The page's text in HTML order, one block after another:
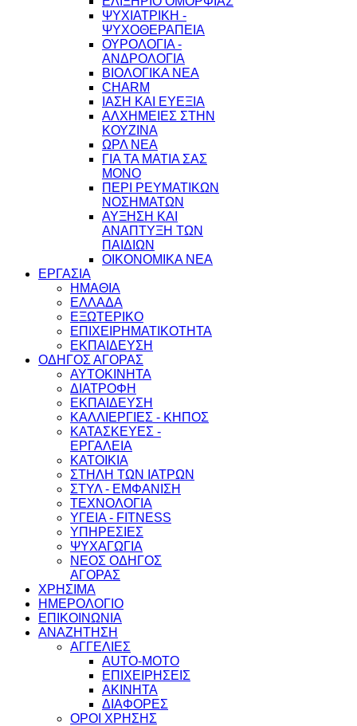
ΨΥΧΙΑΤΡΙΚΗ -
ΨΥΧΟΘΕΡΑΠΕΙΑ
ΟΥΡΟΛΟΓΙΑ -
ΑΝΔΡΟΛΟΓΙΑ
ΒΙΟΛΟΓΙΚΑ ΝΕΑ
CHARM
ΙΑΣΗ ΚΑΙ ΕΥΕΞΙΑ
ΑΛΧΗΜΕΙΕΣ ΣΤΗΝ
ΚΟΥΖΙΝΑ
ΩΡΛ ΝEA
ΓΙΑ ΤΑ ΜΑΤΙΑ ΣΑΣ
ΜΟΝΟ
ΠΕΡΙ ΡΕΥΜΑΤΙΚΩΝ
ΝΟΣΗΜΑΤΩΝ
ΑΥΞΗΣΗ ΚΑΙ
ΑΝΑΠΤΥΞΗ ΤΩΝ
ΠΑΙΔΙΩΝ
ΟΙΚΟΝΟΜΙΚΑ ΝΕΑ
ΕΡΓΑΣΙΑ
ΗΜΑΘΙΑ
ΕΛΛΑΔΑ
ΕΞΩΤΕΡΙΚΟ
ΕΠΙΧΕΙΡΗΜΑΤΙΚΟΤΗΤΑ
ΕΚΠΑΙΔΕΥΣΗ
ΟΔΗΓΟΣ ΑΓΟΡΑΣ
ΑΥΤΟΚΙΝΗΤΑ
ΔΙΑΤΡΟΦΗ
ΕΚΠΑΙΔΕΥΣΗ
ΚΑΛΛΙΕΡΓΙΕΣ - ΚΗΠΟΣ
ΚΑΤΑΣΚΕΥΕΣ -
ΕΡΓΑΛΕΙΑ
ΚΑΤΟΙΚΙΑ
ΣΤΗΛΗ ΤΩΝ ΙΑΤΡΩΝ
ΣΤΥΛ - ΕΜΦΑΝΙΣΗ
ΤΕΧΝΟΛΟΓΙΑ
ΥΓΕΙΑ - FITNESS
ΥΠΗΡΕΣΙΕΣ
ΨΥΧΑΓΩΓΙΑ
ΝΕΟΣ ΟΔΗΓΟΣ
ΑΓΟΡΑΣ
ΧΡΗΣΙΜΑ
ΗΜΕΡΟΛΟΓΙΟ
ΕΠΙΚΟΙΝΩΝΙΑ
ΑΝΑΖΗΤΗΣΗ
ΑΓΓΕΛΙΕΣ
AUTO-MOTO
ΕΠΙΧΕΙΡΗΣΕΙΣ
ΑΚΙΝΗΤΑ
ΔΙΑΦΟΡΕΣ
ΟΡΟΙ ΧΡΗΣΗΣ